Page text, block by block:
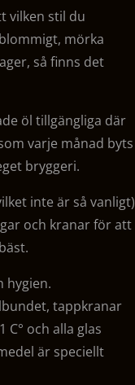
vilken stil du
mörka
så finns det
öl tillgängliga där
varje månad byts
bryggeri.
inte är så vanligt)
och kranar för att
hygien.
tappkranar
och alla glas
är speciellt